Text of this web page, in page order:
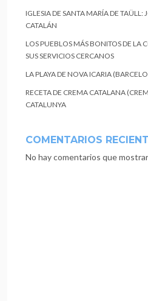
IGLESIA DE SANTA MARÍA DE TAÜLL:
CATALÁN
LOS PUEBLOS MÁS BONITOS DE LA
SUS SERVICIOS CERCANOS
LA PLAYA DE NOVA ICARIA
RECETA DE CREMA CATALANA
CATALUNYA
COMENTARIOS
No hay comentarios que